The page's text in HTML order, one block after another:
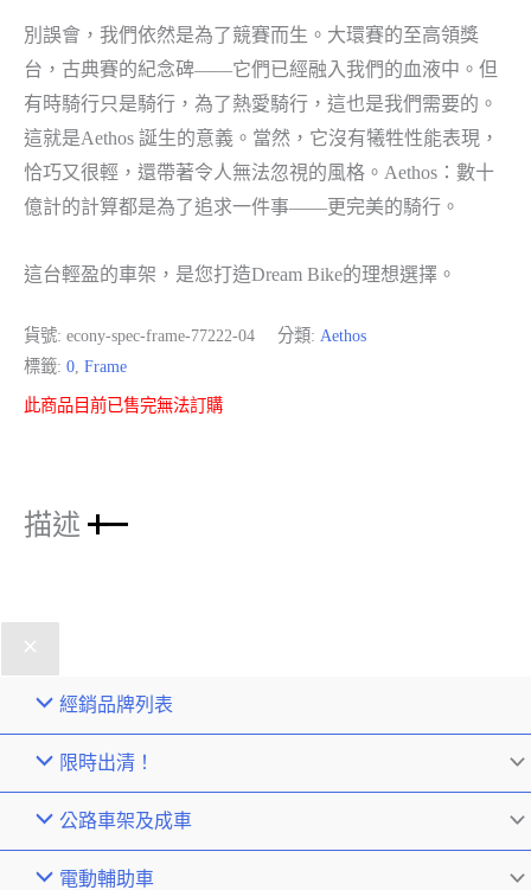
別誤會，我們依然是為了競賽而生。大環賽的至高領獎
台，古典賽的紀念碑——它們已經融入我們的血液中。但
有時騎行只是騎行，為了熱愛騎行，這也是我們需要的。
這就是Aethos 誕生的意義。當然，它沒有犧牲性能表現，
恰巧又很輕，還帶著令人無法忽視的風格。Aethos：數十
億計的計算都是為了追求一件事——更完美的騎行。
這台輕盈的車架，是您打造Dream Bike的理想選擇。
貨號: econy-spec-frame-77222-04 分類: Aethos
標籤: 0 Frame
此商品目前已售完無法訂購
描述
經銷品牌列表
限時出清！
公路車架及成車
電動輔助車